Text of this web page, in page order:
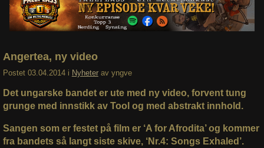
Abonner
Søk
Angertea, ny video
Postet 03.04.2014 i Nyheter av yngve
Det ungarske bandet er ute med ny video, forvent tung
grunge med innstikk av Tool og med abstrakt innhold.
Sangen som er festet på film er ‘A for Afrodita’ og kommer
fra bandets så langt siste skive, ‘Nr.4: Songs Exhaled’.